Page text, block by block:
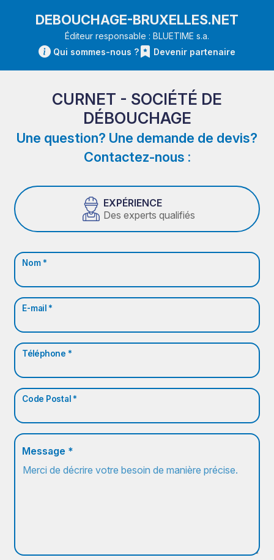
DEBOUCHAGE-BRUXELLES.NET
Éditeur responsable : BLUETIME s.a.
Qui sommes-nous ?
Devenir partenaire
CURNET - SOCIÉTÉ DE
DÉBOUCHAGE
Une question? Une demande de devis?
Contactez-nous :
EXPÉRIENCE
Des experts qualifiés
Nom *
E-mail *
Téléphone *
Code Postal *
Message *